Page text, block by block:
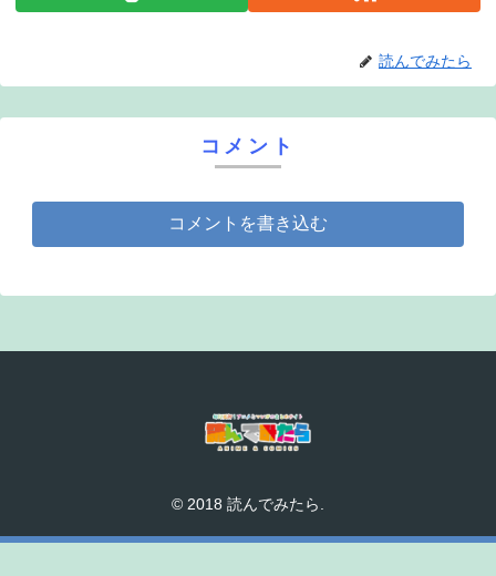
読んでみたら
コメント
コメントを書き込む
© 2018 読んでみたら.